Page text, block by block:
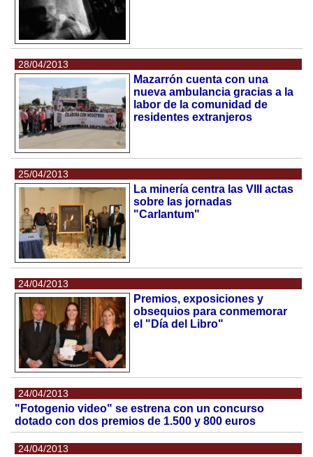
28/04/2013
Mazarrón cuenta con una
nueva ambulancia gracias a la
labor de la comunidad de
residentes extranjeros
25/04/2013
La minería centra las VIII actas
sobre las jornadas
"Carlantum"
24/04/2013
Premios, exposiciones y
obsequios para conmemorar
el "Día del Libro"
24/04/2013
"Fotogenio video" se estrena con un concurso
dotado con dos premios de 1.500 y 800 euros
24/04/2013